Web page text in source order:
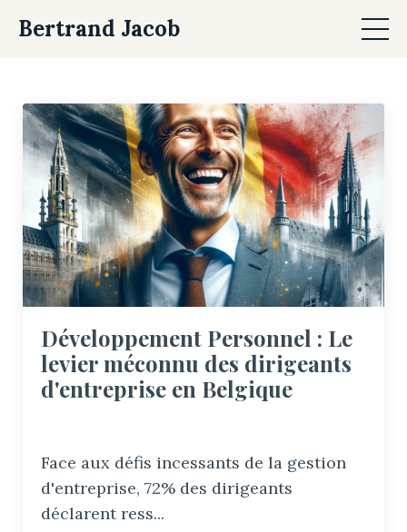
Bertrand Jacob
Développement Personnel : Le
levier méconnu des dirigeants
d'entreprise en Belgique
Face aux défis incessants de la gestion
d'entreprise, 72% des dirigeants
déclarent ress...